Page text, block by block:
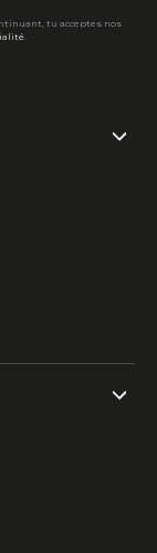
tu acceptes nos
.